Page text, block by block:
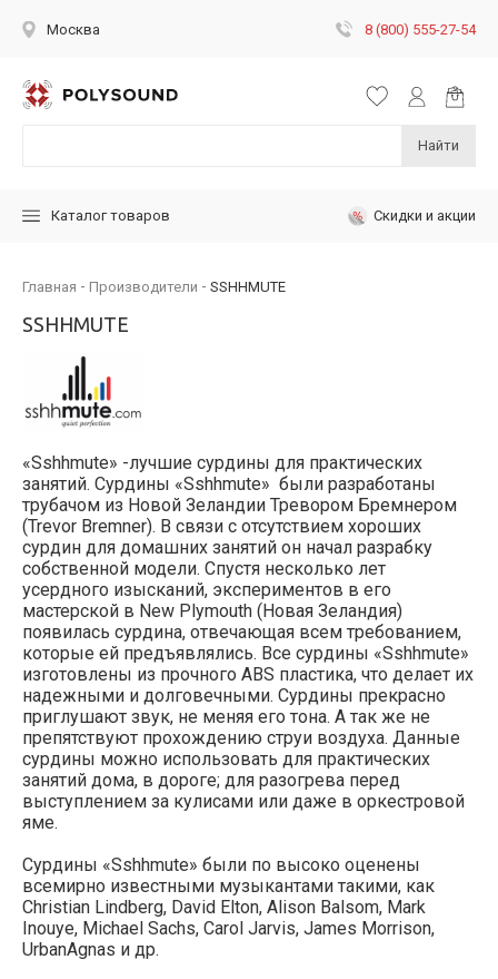
Москва 8 (800) 555-27-54
Найти
Каталог товаров Скидки и акции
Главная Производители SSHHMUTE
SSHHMUTE
«Sshhmute» -лучшие сурдины для практических
занятий. Сурдины «Sshhmute» были разработаны
трубачом из Новой Зеландии Тревором Бремнером
(Trevor Bremner). В связи с отсутствием хороших
сурдин для домашних занятий он начал разрабку
собственной модели. Спустя несколько лет
усердного изысканий, экспериментов в его
мастерской в New Plymouth (Новая Зеландия)
появилась сурдина, отвечающая всем требованием,
которые ей предъявлялись. Все сурдины «Sshhmute»
изготовлены из прочного ABS пластика, что делает их
надежными и долговечными. Сурдины прекрасно
приглушают звук, не меняя его тона. А так же не
препятствуют прохождению струи воздуха. Данные
сурдины можно использовать для практических
занятий дома, в дороге; для разогрева перед
выступлением за кулисами или даже в оркестровой
яме.
Сурдины «Sshhmute» были по высоко оценены
всемирно известными музыкантами такими, как
Christian Lindberg, David Elton, Alison Balsom, Mark
Inouye, Michael Sachs, Carol Jarvis, James Morrison,
UrbanAgnas и др.